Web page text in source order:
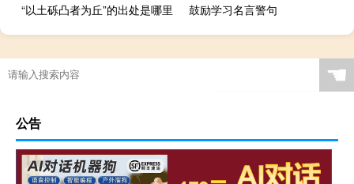
“以土砾凸者为丘”的出处是哪里
鼓励学习名言警句
☚
公告